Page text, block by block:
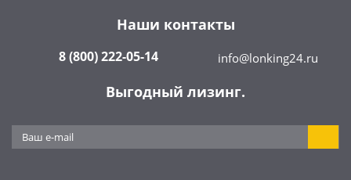
Наши контакты
8 (800) 222-05-14 info@lonking24.ru
Выгодный лизинг.